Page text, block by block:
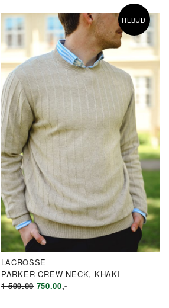
KR1
400.00.
KR700.00.
TILBUD!
LACROSSE
PARKER CREW NECK, KHAKI
1 500.00 OPPRINNELIG
750.00NÅVÆRENDE
,-